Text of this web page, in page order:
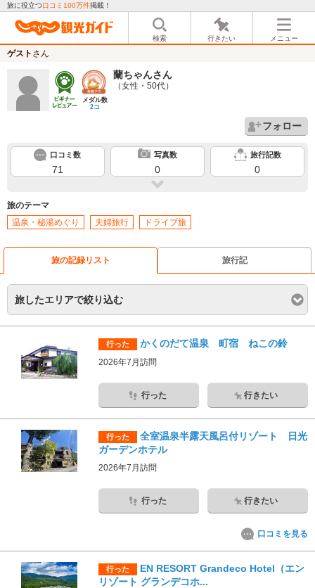
旅に役立つ口コミ100万件掲載！
検索 行きたい メニュー
ゲスト さん
メダル数
2コ
蘭ちゃんさん
（女性・50代）
フォロー
口コミ数
71
写真数
0
旅行記数
0
旅のテーマ
温泉・秘湯めぐり
夫婦旅行 ドライブ旅
旅の記録リスト 旅行記
旅したエリアで絞り込む
行った かくのだて温泉 町宿 ねこの鈴
2026年7月訪問
行った 行きたい
行った
全室温泉半露天風呂付リゾート 日光
ガーデンホテル
2026年7月訪問
行った 行きたい
口コミを見る
行った
EN RESORT Grandeco Hotel（エン
リゾート グランデコホ...